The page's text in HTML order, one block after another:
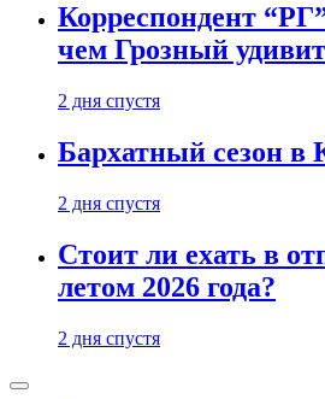
Корреспондент
чем Грозный
2 дня спустя
Бархатный сезон в
2 дня спустя
Стоит ли ехать в
летом 2026 года?
2 дня спустя